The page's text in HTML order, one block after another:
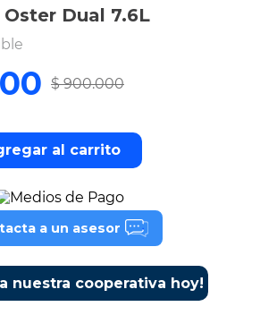
Dual 7.6L
$ 900.000
al carrito
a un asesor
nuestra cooperativa hoy!
celulares
nevera
turismo
impresora
alexa echo dot 5